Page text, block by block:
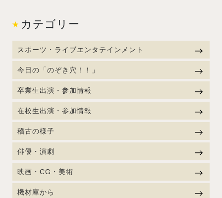
カテゴリー
スポーツ・ライブエンタテインメント
今日の「のぞき穴！！」
卒業生出演・参加情報
在校生出演・参加情報
稽古の様子
俳優・演劇
映画・CG・美術
機材庫から